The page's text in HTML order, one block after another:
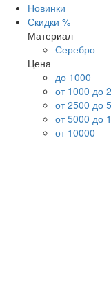
Новинки
Скидки %
Материал
Серебро
Цена
до 1000
от 1000 до
от 2500 до
от 5000 до
от 10000